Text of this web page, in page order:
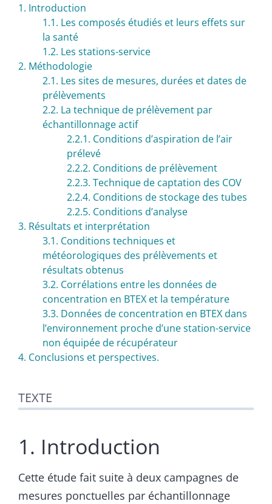
1. Introduction
1.1. Les composés étudiés et leurs effets sur
la santé
1.2. Les stations-service
2. Méthodologie
2.1. Les sites de mesures, durées et dates de
prélèvements
2.2. La technique de prélèvement par
échantillonnage actif
2.2.1. Conditions d’aspiration de l’air
prélevé
2.2.2. Conditions de prélèvement
2.2.3. Technique de captation des COV
2.2.4. Conditions de stockage des tubes
2.2.5. Conditions d’analyse
3. Résultats et interprétation
3.1. Conditions techniques et
météorologiques des prélèvements et
résultats obtenus
3.2. Corrélations entre les données de
concentration en BTEX et la température
3.3. Données de concentration en BTEX dans
lʼenvironnement proche dʼune station-service
non équipée de récupérateur
4. Conclusions et perspectives.
TEXTE
1. Introduction
Cette étude fait suite à deux campagnes de
mesures ponctuelles par échantillonnage